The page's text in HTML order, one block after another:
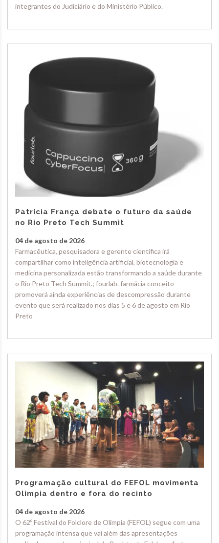
integrantes do Judiciário e do Ministério Público.
Patrícia França debate o futuro da saúde
no Rio Preto Tech Summit
04 de agosto de 2026
Farmacêutica, pesquisadora e gerente científica irá
compartilhar como inteligência artificial, biotecnologia e
medicina personalizada estão transformando a saúde durante
o Rio Preto Tech Summit.; fourlab. farmácia conceito
promoverá ainda experiências de descompressão durante
evento que será realizado nos dias 5 e 6 de agosto em Rio
Preto
Programação cultural do FEFOL movimenta
Olímpia dentro e fora do recinto
04 de agosto de 2026
O 62º Festival do Folclore de Olímpia (FEFOL) segue com uma
programação intensa que vai além das apresentações